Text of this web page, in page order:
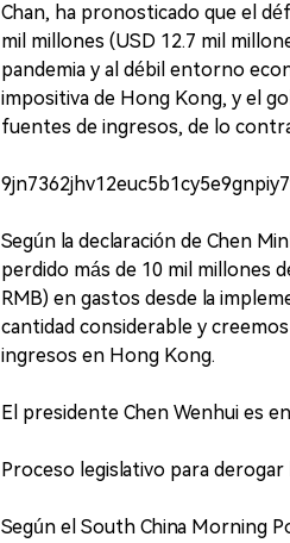
Chan, ha pronosticado que el
mil millones (USD 12.7 mil
pandemia y al débil entorno
impositiva de Hong Kong, y el
fuentes de ingresos, de lo
Según la declaración de Chen
perdido más de 10 mil millones
RMB) en gastos desde la
cantidad considerable y
ingresos en Hong Kong.
El presidente Chen Wenhui es
Proceso legislativo para
Según el South China Morning